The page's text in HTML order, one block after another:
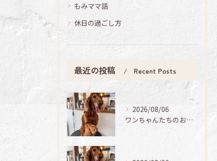
もみママ話
休日の過ごし方
最近の投稿 Recent Posts
2026/08/06
ワンちゃんたちのお手入れ日記🐶✨